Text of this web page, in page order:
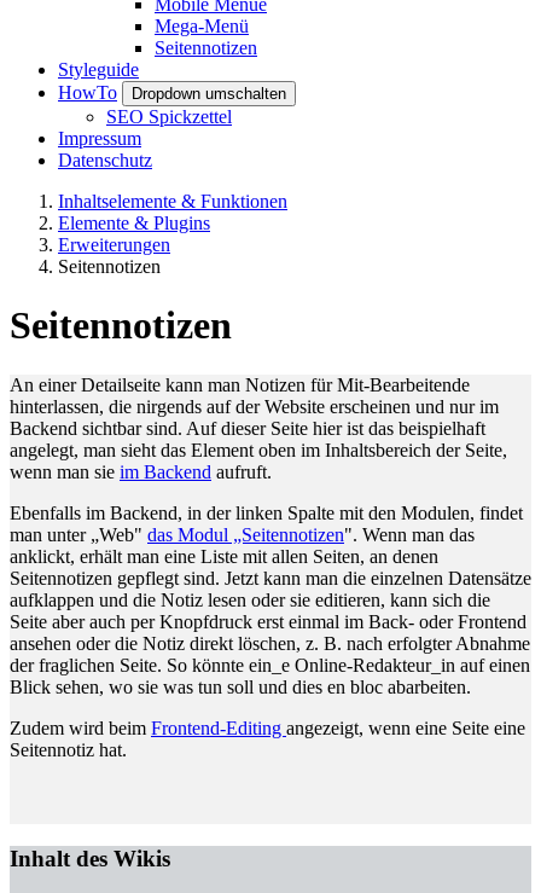
Mega-Menü
Seitennotizen
Styleguide
HowTo
Dropdown umschalten
SEO Spickzettel
Impressum
Datenschutz
Inhaltselemente & Funktionen
Elemente & Plugins
Erweiterungen
Seitennotizen
Seitennotizen
An einer Detailseite kann man Notizen für Mit-Bearbeitende
hinterlassen, die nirgends auf der Website erscheinen und nur im
Backend sichtbar sind. Auf dieser Seite hier ist das beispielhaft
angelegt, man sieht das Element oben im Inhaltsbereich der Seite,
wenn man sie im Backend aufruft.
Ebenfalls im Backend, in der linken Spalte mit den Modulen, findet
man unter „Web" das Modul „Seitennotizen". Wenn man das
anklickt, erhält man eine Liste mit allen Seiten, an denen
Seitennotizen gepflegt sind. Jetzt kann man die einzelnen Datensätze
aufklappen und die Notiz lesen oder sie editieren, kann sich die
Seite aber auch per Knopfdruck erst einmal im Back- oder Frontend
ansehen oder die Notiz direkt löschen, z. B. nach erfolgter Abnahme
der fraglichen Seite. So könnte ein_e Online-Redakteur_in auf einen
Blick sehen, wo sie was tun soll und dies en bloc abarbeiten.
Zudem wird beim Frontend-Editing angezeigt, wenn eine Seite eine
Seitennotiz hat.
Inhalt des Wikis